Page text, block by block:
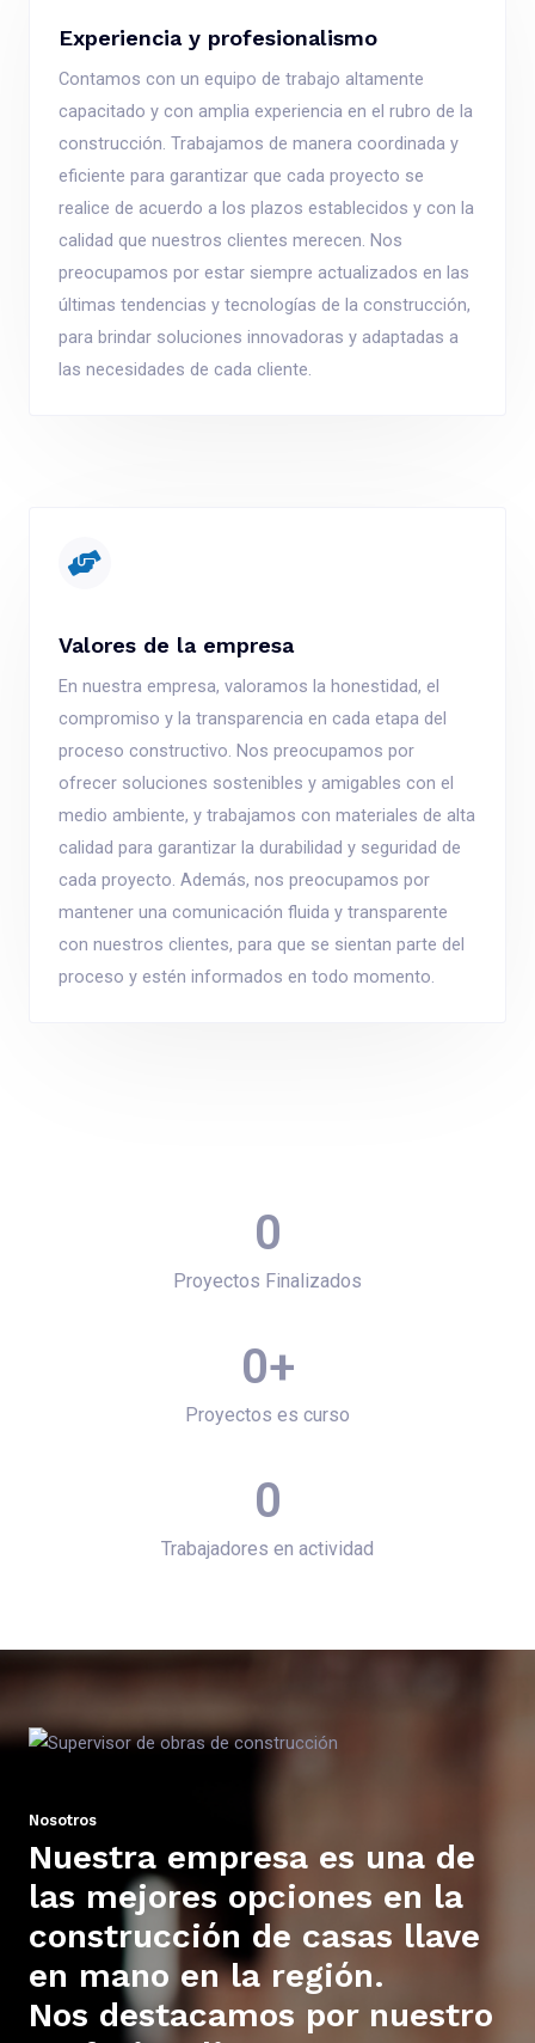
Experiencia y profesionalismo
Contamos con un equipo de trabajo altamente
capacitado y con amplia experiencia en el rubro de la
construcción. Trabajamos de manera coordinada y
eficiente para garantizar que cada proyecto se
realice de acuerdo a los plazos establecidos y con la
calidad que nuestros clientes merecen. Nos
preocupamos por estar siempre actualizados en las
últimas tendencias y tecnologías de la construcción,
para brindar soluciones innovadoras y adaptadas a
las necesidades de cada cliente.
Valores de la empresa
En nuestra empresa, valoramos la honestidad, el
compromiso y la transparencia en cada etapa del
proceso constructivo. Nos preocupamos por
ofrecer soluciones sostenibles y amigables con el
medio ambiente, y trabajamos con materiales de alta
calidad para garantizar la durabilidad y seguridad de
cada proyecto. Además, nos preocupamos por
mantener una comunicación fluida y transparente
con nuestros clientes, para que se sientan parte del
proceso y estén informados en todo momento.
Proyectos Finalizados
0
Proyectos es curso
0+
Trabajadores en actividad
0
Nosotros
Nuestra empresa es una de
las mejores opciones en la
construcción de casas llave
en mano en la región.
Nos destacamos por nuestro